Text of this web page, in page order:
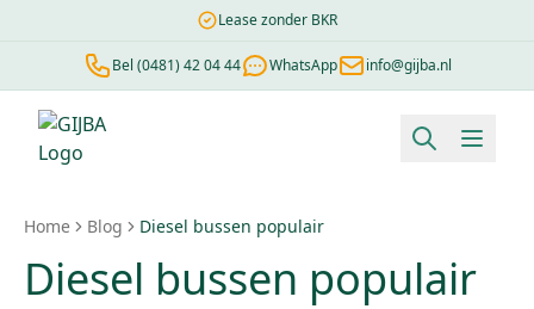
Lease zonder BKR
Bel (0481) 42 04 44 WhatsApp info@gijba.nl
Home Blog Diesel bussen populair
Diesel bussen populair